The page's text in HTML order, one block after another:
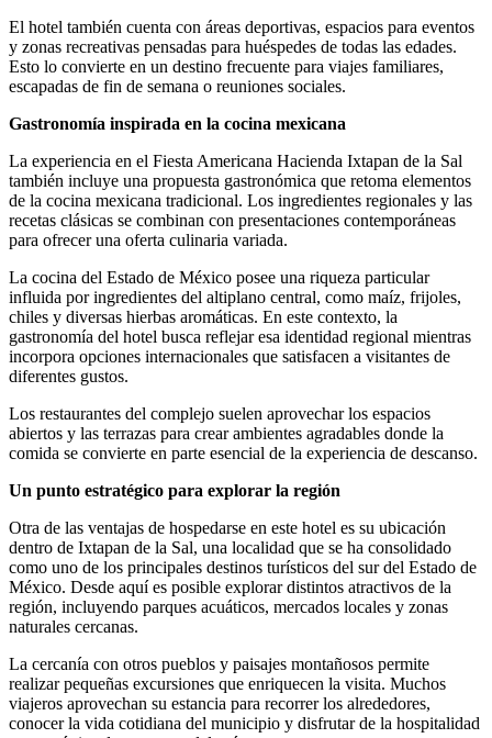
El hotel también cuenta con áreas deportivas, espacios para eventos
y zonas recreativas pensadas para huéspedes de todas las edades.
Esto lo convierte en un destino frecuente para viajes familiares,
escapadas de fin de semana o reuniones sociales.
Gastronomía inspirada en la cocina mexicana
La experiencia en el Fiesta Americana Hacienda Ixtapan de la Sal
también incluye una propuesta gastronómica que retoma elementos
de la cocina mexicana tradicional. Los ingredientes regionales y las
recetas clásicas se combinan con presentaciones contemporáneas
para ofrecer una oferta culinaria variada.
La cocina del Estado de México posee una riqueza particular
influida por ingredientes del altiplano central, como maíz, frijoles,
chiles y diversas hierbas aromáticas. En este contexto, la
gastronomía del hotel busca reflejar esa identidad regional mientras
incorpora opciones internacionales que satisfacen a visitantes de
diferentes gustos.
Los restaurantes del complejo suelen aprovechar los espacios
abiertos y las terrazas para crear ambientes agradables donde la
comida se convierte en parte esencial de la experiencia de descanso.
Un punto estratégico para explorar la región
Otra de las ventajas de hospedarse en este hotel es su ubicación
dentro de Ixtapan de la Sal, una localidad que se ha consolidado
como uno de los principales destinos turísticos del sur del Estado de
México. Desde aquí es posible explorar distintos atractivos de la
región, incluyendo parques acuáticos, mercados locales y zonas
naturales cercanas.
La cercanía con otros pueblos y paisajes montañosos permite
realizar pequeñas excursiones que enriquecen la visita. Muchos
viajeros aprovechan su estancia para recorrer los alrededores,
conocer la vida cotidiana del municipio y disfrutar de la hospitalidad